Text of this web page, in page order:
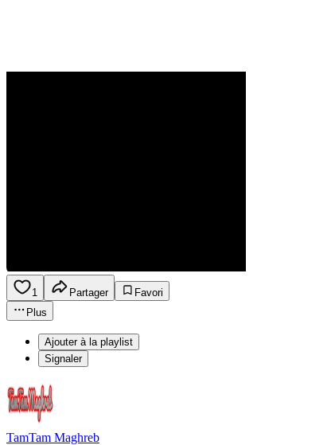
1 Partager
Favori
Plus
Ajouter à la playlist
Signaler
TamTam Maghreb